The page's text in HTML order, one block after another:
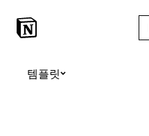
템플릿